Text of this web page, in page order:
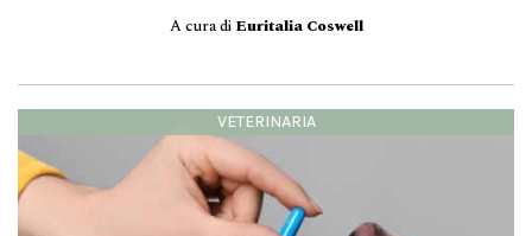
A cura di Euritalia Coswell
VETERINARIA